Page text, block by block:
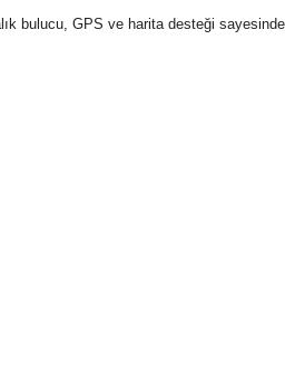
bulucu, GPS ve harita desteği